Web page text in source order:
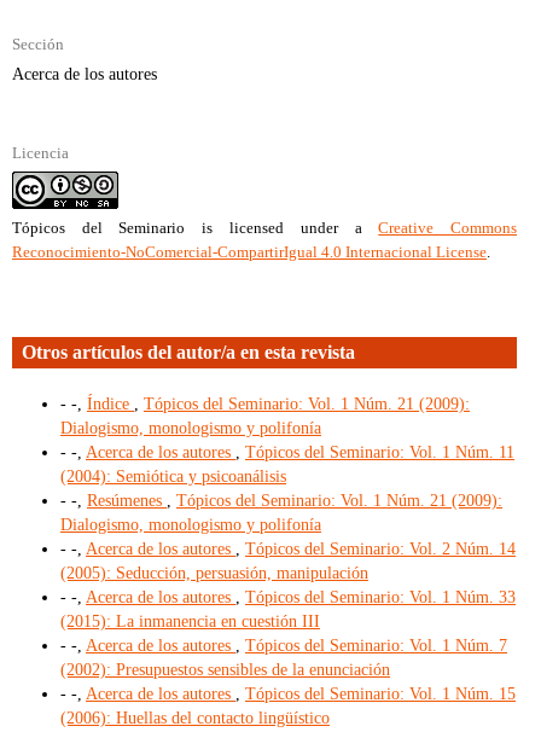
Sección
Acerca de los autores
Licencia
Tópicos del Seminario is licensed under aCreative Commons
Reconocimiento-NoComercial-CompartirIgual 4.0 Internacional License.
Otros artículos del autor/a en esta revista
- -, Índice , Tópicos del Seminario: Vol. 1 Núm. 21 (2009):
Dialogismo, monologismo y polifonía
- -, Acerca de los autores , Tópicos del Seminario: Vol. 1 Núm. 11
(2004): Semiótica y psicoanálisis
- -, Resúmenes , Tópicos del Seminario: Vol. 1 Núm. 21 (2009):
Dialogismo, monologismo y polifonía
- -, Acerca de los autores , Tópicos del Seminario: Vol. 2 Núm. 14
(2005): Seducción, persuasión, manipulación
- -, Acerca de los autores , Tópicos del Seminario: Vol. 1 Núm. 33
(2015): La inmanencia en cuestión III
- -, Acerca de los autores , Tópicos del Seminario: Vol. 1 Núm. 7
(2002): Presupuestos sensibles de la enunciación
- -, Acerca de los autores , Tópicos del Seminario: Vol. 1 Núm. 15
(2006): Huellas del contacto lingüístico